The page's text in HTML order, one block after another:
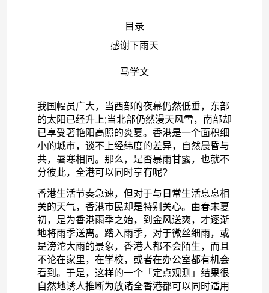
目录
感谢下雨天
马学文
我国幅员广大，当西部的夜幕仍然低垂，东部
的太阳已经升上;当北部仍然漫天风雪，南部却
已享受著艳阳高照的炎夏。香港是一个面积细
小的城市，谈不上经纬度的差异，自然晨昏与
共，暑寒相同。那么，是否暴雨甘露，也就不
分彼此，全港可以同时享有呢?
香港生活节奏急速，但对于与日常生活息息相
关的天气，香港市民却是特别关心。由春末夏
初，是为香港雨季之始，到金风送爽，才逐渐
地将雨季送离。踏入雨季，对于微丝细雨，或
是滂沱大雨的景象，香港人都不会陌生，而且
不论在家里，在学校，或者在办公室都有机会
看到。于是，这样的一个「定点观测」结果很
自然地诱人推断为放诸全香港都可以同时适用